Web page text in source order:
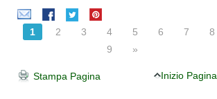
1 2 3 4 5 6 7
8
9
»
Stampa Pagina Inizio Pagina